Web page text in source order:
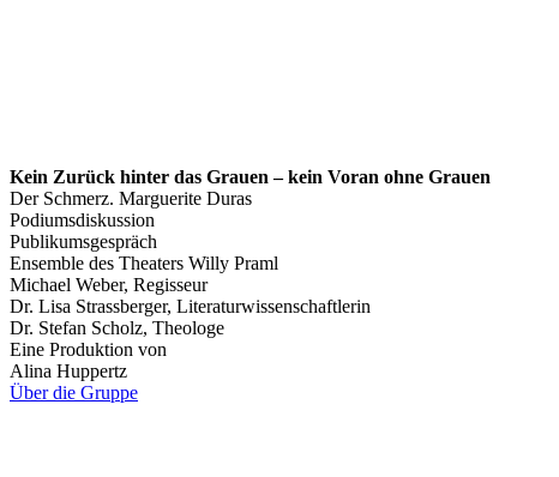
Kein Zurück hinter das Grauen – kein Voran ohne Grauen
Der Schmerz. Marguerite Duras
Podiumsdiskussion
Publikumsgespräch
Ensemble des Theaters Willy Praml
Michael Weber, Regisseur
Dr. Lisa Strassberger, Literaturwissenschaftlerin
Dr. Stefan Scholz, Theologe
Eine Produktion von
Alina Huppertz
Über die Gruppe